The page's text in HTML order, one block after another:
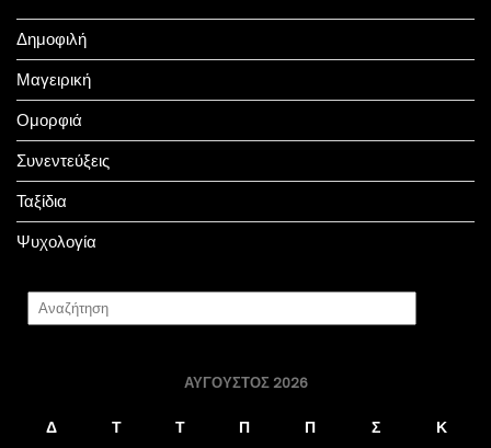
Δημοφιλή
Μαγειρική
Ομορφιά
Συνεντεύξεις
Ταξίδια
Ψυχολογία
ΑΎΓΟΥΣΤΟΣ 2026
Δ Τ Τ Π Π Σ Κ